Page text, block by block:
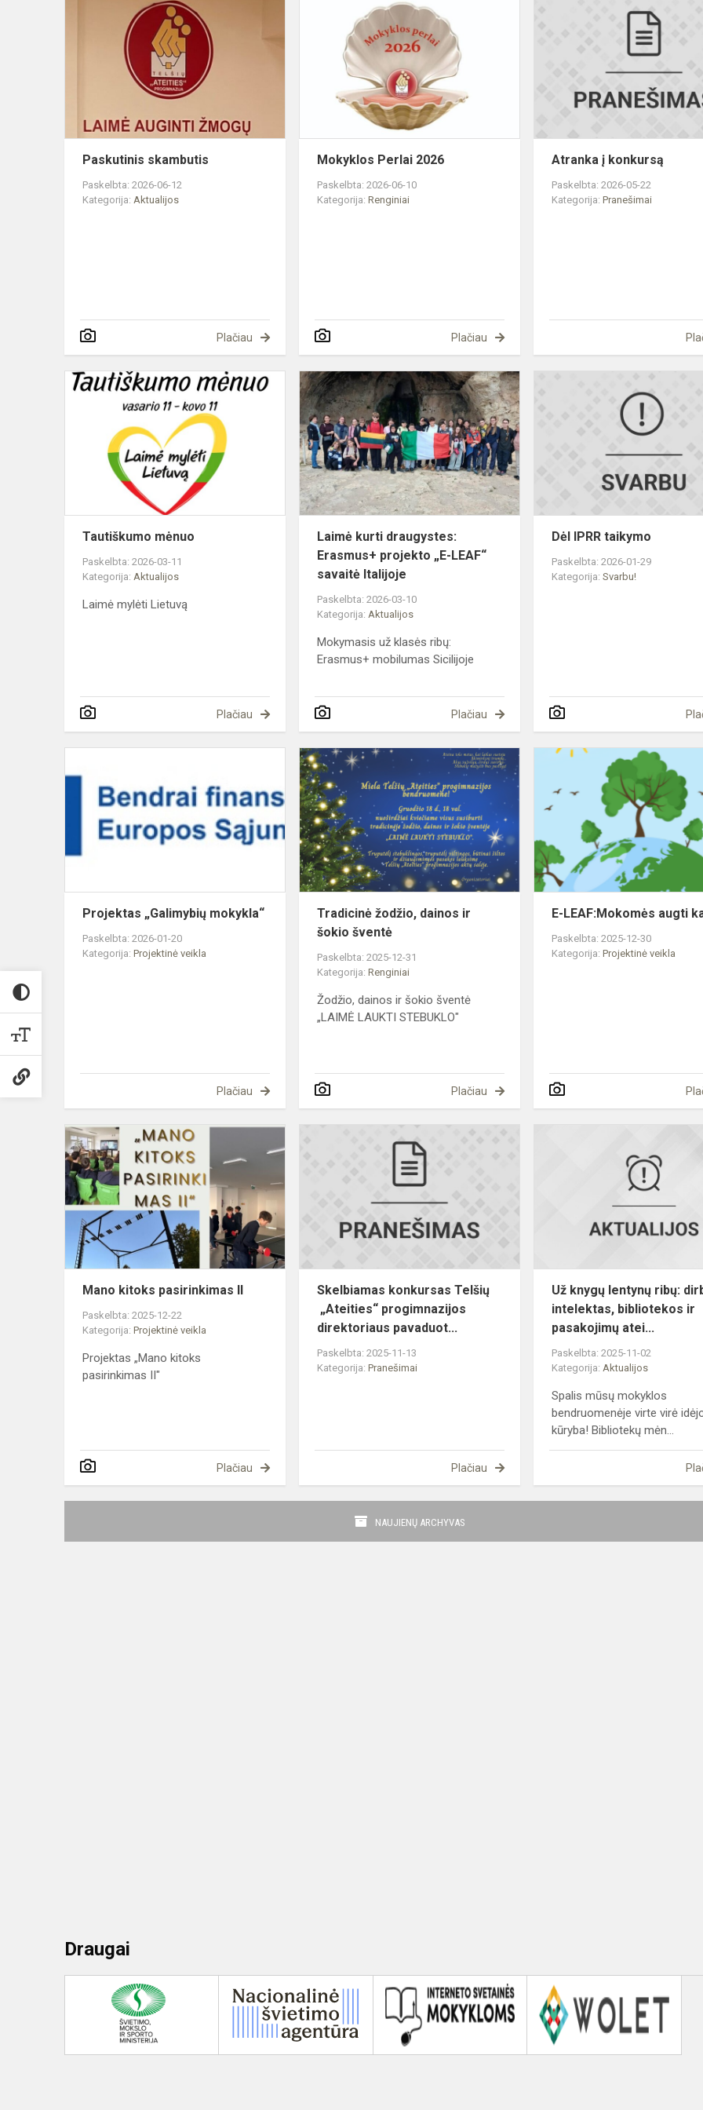
Paskutinis skambutis
Paskelbta: 2026-06-12
Kategorija: Aktualijos
Plačiau
Mokyklos Perlai 2026
Paskelbta: 2026-06-10
Kategorija:Renginiai
Plačiau
Atranka į konkursą
Paskelbta: 2026-05-22
Kategorija:Pranešimai
Tautiškumo
mėnuo
Tautiškumo mėnuo
Paskelbta: 2026-03-11
Kategorija: Aktualijos
Laimė mylėti Lietuvą
Plačiau
Laimė
kurti
draugystes:
Erasmus+
projekto
„E-
Laimė kurti draugystes:
Erasmus+ projekto „E-LEAF“
savaitė Italijoje
Paskelbta: 2026-03-10
Kategorija:Aktualijos
Mokymasis už klasės ribų:
Erasmus+ mobilumas Sicilijoje
Plačiau
Dėl IPRR taikymo
Paskelbta: 2026-01-29
Kategorija:Svarbu!
Projektas
„Galimybių
mokykla“
Projektas „Galimybių mokykla“
Paskelbta: 2026-01-20
Kategorija: Projektinė veikla
Plačiau
Tradicinė
dainos
šventė
Tradicinė žodžio, dainos ir
šokio šventė
Paskelbta: 2025-12-31
Kategorija:Renginiai
Žodžio, dainos ir šokio šventė
„LAIMĖ LAUKTI STEBUKLO"
Plačiau
E-LEAF:Mokomės augti
Paskelbta: 2025-12-30
Kategorija:Projektinė veikla
kitoks
II
Mano kitoks pasirinkimas II
Paskelbta: 2025-12-22
Kategorija: Projektinė veikla
Projektas „Mano kitoks
pasirinkimas II"
Plačiau
Skelbiamas konkursas Telšių
„Ateities“ progimnazijos
direktoriaus pavaduot...
Paskelbta: 2025-11-13
Kategorija:Pranešimai
Plačiau
Už knygų lentynų ribų:
intelektas, bibliotekos ir
pasakojimų atei...
Paskelbta: 2025-11-02
Kategorija:Aktualijos
Spalis mūsų mokyklos
bendruomenėje virte virė
kūryba! Bibliotekų mėn...
NAUJIENŲ ARCHYVAS
Draugai